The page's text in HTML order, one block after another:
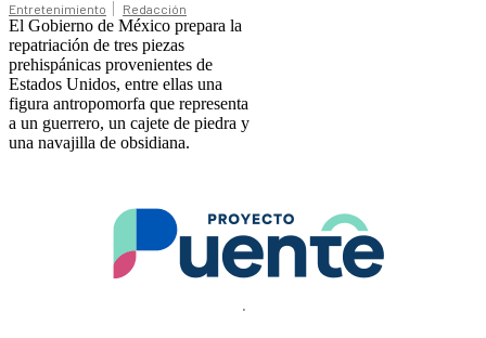
Entretenimiento Redacción
El Gobierno de México prepara la
repatriación de tres piezas
prehispánicas provenientes de
Estados Unidos, entre ellas una
figura antropomorfa que representa
a un guerrero, un cajete de piedra y
una navajilla de obsidiana.
.